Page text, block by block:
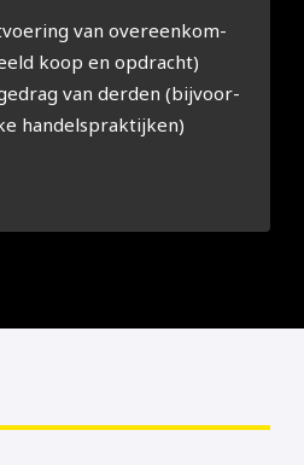
van over­een­kom­
koop en opdracht)
van der­den (bij­voor­
han­dels­prak­tij­ken)